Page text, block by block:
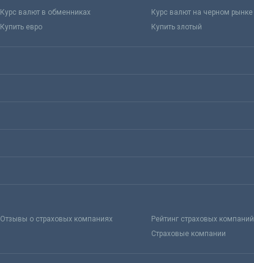
Курс валют в обменниках
Курс валют на черном рынке
Купить евро Купить злотый
Отзывы о страховых компаниях
Рейтинг страховых компаний
Страховые компании